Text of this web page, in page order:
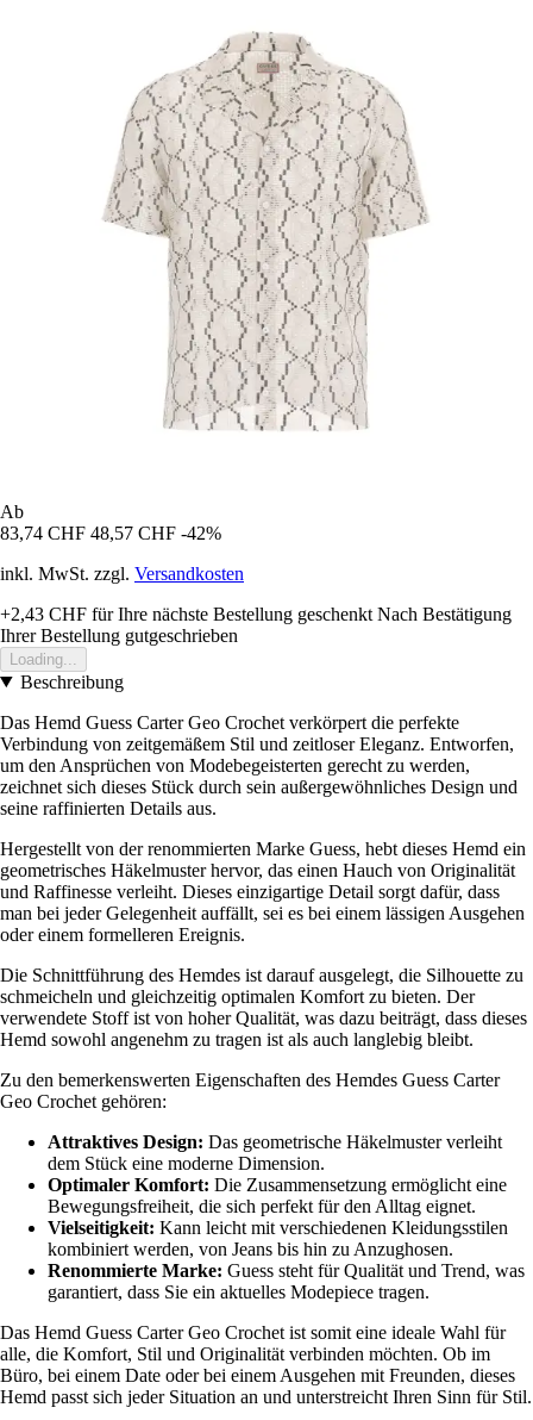
Ab
83,74 CHF 48,57 CHF -42%
inkl. MwSt. zzgl. Versandkosten
+2,43 CHF für Ihre nächste Bestellung geschenkt Nach Bestätigung
Ihrer Bestellung gutgeschrieben
Loading...
Beschreibung
Das Hemd Guess Carter Geo Crochet verkörpert die perfekte
Verbindung von zeitgemäßem Stil und zeitloser Eleganz. Entworfen,
um den Ansprüchen von Modebegeisterten gerecht zu werden,
zeichnet sich dieses Stück durch sein außergewöhnliches Design und
seine raffinierten Details aus.
Hergestellt von der renommierten Marke Guess, hebt dieses Hemd ein
geometrisches Häkelmuster hervor, das einen Hauch von Originalität
und Raffinesse verleiht. Dieses einzigartige Detail sorgt dafür, dass
man bei jeder Gelegenheit auffällt, sei es bei einem lässigen Ausgehen
oder einem formelleren Ereignis.
Die Schnittführung des Hemdes ist darauf ausgelegt, die Silhouette zu
schmeicheln und gleichzeitig optimalen Komfort zu bieten. Der
verwendete Stoff ist von hoher Qualität, was dazu beiträgt, dass dieses
Hemd sowohl angenehm zu tragen ist als auch langlebig bleibt.
Zu den bemerkenswerten Eigenschaften des Hemdes Guess Carter
Geo Crochet gehören:
Attraktives Design: Das geometrische Häkelmuster verleiht
dem Stück eine moderne Dimension.
Optimaler Komfort: Die Zusammensetzung ermöglicht eine
Bewegungsfreiheit, die sich perfekt für den Alltag eignet.
Vielseitigkeit: Kann leicht mit verschiedenen Kleidungsstilen
kombiniert werden, von Jeans bis hin zu Anzughosen.
Renommierte Marke: Guess steht für Qualität und Trend, was
garantiert, dass Sie ein aktuelles Modepiece tragen.
Das Hemd Guess Carter Geo Crochet ist somit eine ideale Wahl für
alle, die Komfort, Stil und Originalität verbinden möchten. Ob im
Büro, bei einem Date oder bei einem Ausgehen mit Freunden, dieses
Hemd passt sich jeder Situation an und unterstreicht Ihren Sinn für Stil.